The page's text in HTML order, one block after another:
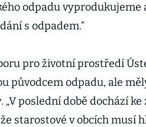
odpadu vyprodukujeme
s odpadem.“
pro životní prostředí
původcem odpadu, ale
poslední době dochází
starostové v obcích musí